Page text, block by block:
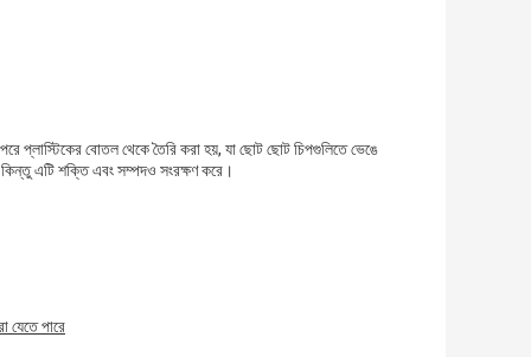
প্লাস্টিকের বোতল থেকে তৈরি করা হয়, যা ছোট ছোট চিপগুলিতে ভেঙে
কিন্তু এটি শক্তি এবং সম্পদও সংরক্ষণ করে।
যেতে পারে